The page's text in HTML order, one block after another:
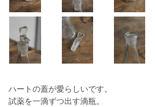
ハートの蓋が愛らしいです。
試薬を一滴ずつ出す滴瓶。